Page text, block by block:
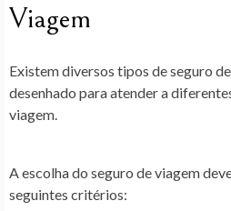
Viagem
Existem diversos tipos de seguro
desenhado para atender a
viagem.
A escolha do seguro de viagem
seguintes critérios: